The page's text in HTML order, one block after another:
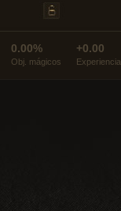
0.00%
Obj. mágicos
+0.00
Experiencia